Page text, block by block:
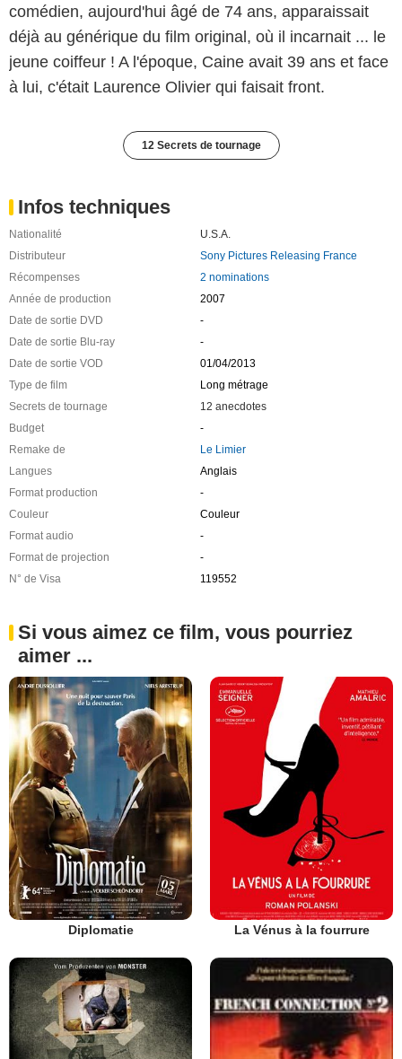
comédien, aujourd'hui âgé de 74 ans, apparaissait
déjà au générique du film original, où il incarnait ... le
jeune coiffeur ! A l'époque, Caine avait 39 ans et face
à lui, c'était Laurence Olivier qui faisait front.
12 Secrets de tournage
Infos techniques
Nationalité
U.S.A.
Distributeur
Sony Pictures Releasing France
Récompenses
2 nominations
Année de production
2007
Date de sortie DVD
-
Date de sortie Blu-ray
-
Date de sortie VOD
01/04/2013
Type de film
Long métrage
Secrets de tournage
12 anecdotes
Budget
-
Remake de
Le Limier
Langues
Anglais
Format production
-
Couleur
Couleur
Format audio
-
Format de projection
-
N° de Visa
119552
Si vous aimez ce film, vous pourriez
aimer ...
Diplomatie La Vénus à la fourrure